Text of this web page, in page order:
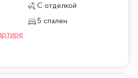
С отделкой
5 спален